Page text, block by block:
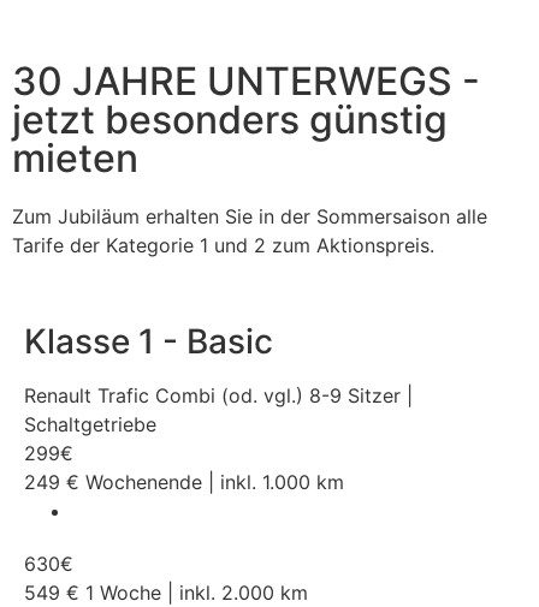
30 JAHRE UNTERWEGS -
jetzt besonders günstig
mieten
Zum Jubiläum erhalten Sie in der Sommersaison alle
Tarife der Kategorie 1 und 2 zum Aktionspreis.
Klasse 1 - Basic
Renault Trafic Combi (od. vgl.) 8-9 Sitzer |
Schaltgetriebe
299€
249 € Wochenende | inkl. 1.000 km
630€
549 € 1 Woche | inkl. 2.000 km